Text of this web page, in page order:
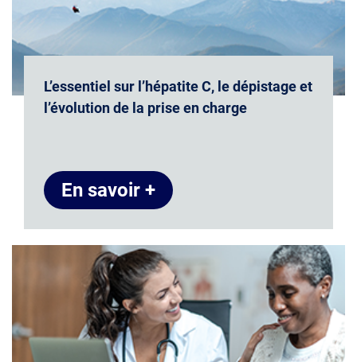
L’essentiel sur l’hépatite C, le dépistage et
l’évolution de la prise en charge
En savoir +